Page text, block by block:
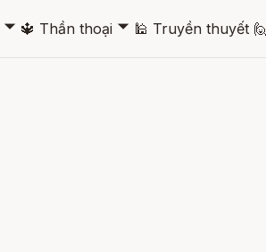
🞃 🔱 Thần thoại 🞃 🕌 Truyền thuyết 🙋